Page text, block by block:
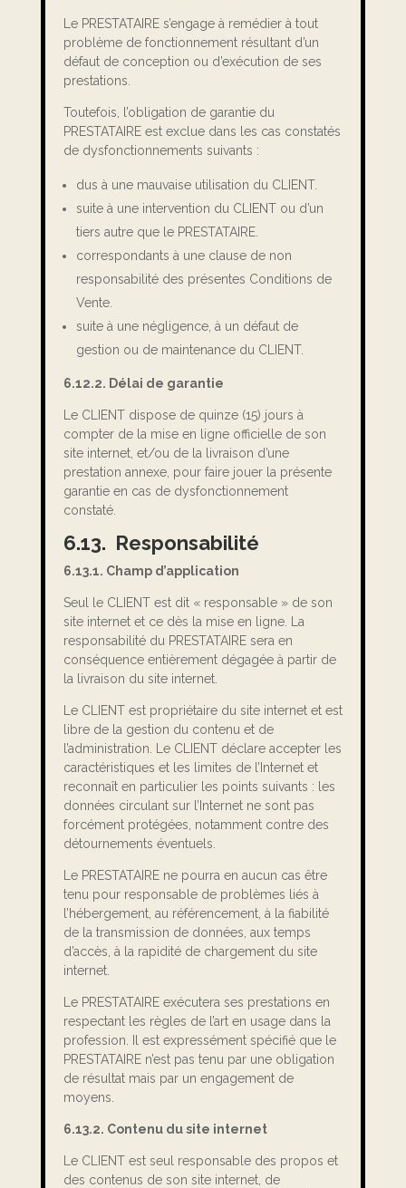
Le PRESTATAIRE s’engage à remédier à tout
problème de fonctionnement résultant d’un
défaut de conception ou d’exécution de ses
prestations.
Toutefois, l’obligation de garantie du
PRESTATAIRE est exclue dans les cas constatés
de dysfonctionnements suivants :
dus à une mauvaise utilisation du CLIENT.
suite à une intervention du CLIENT ou d’un
tiers autre que le PRESTATAIRE.
correspondants à une clause de non
responsabilité des présentes Conditions de
Vente.
suite à une négligence, à un défaut de
gestion ou de maintenance du CLIENT.
6.12.2. Délai de garantie
Le CLIENT dispose de quinze (15) jours à
compter de la mise en ligne officielle de son
site internet, et/ou de la livraison d’une
prestation annexe, pour faire jouer la présente
garantie en cas de dysfonctionnement
constaté.
6.13. Responsabilité
6.13.1. Champ d’application
Seul le CLIENT est dit « responsable » de son
site internet et ce dès la mise en ligne. La
responsabilité du PRESTATAIRE sera en
conséquence entièrement dégagée à partir de
la livraison du site internet.
Le CLIENT est propriétaire du site internet et est
libre de la gestion du contenu et de
l’administration. Le CLIENT déclare accepter les
caractéristiques et les limites de l’Internet et
reconnaît en particulier les points suivants : les
données circulant sur l’Internet ne sont pas
forcément protégées, notamment contre des
détournements éventuels.
Le PRESTATAIRE ne pourra en aucun cas être
tenu pour responsable de problèmes liés à
l’hébergement, au référencement, à la fiabilité
de la transmission de données, aux temps
d’accès, à la rapidité de chargement du site
internet.
Le PRESTATAIRE exécutera ses prestations en
respectant les règles de l’art en usage dans la
profession. Il est expressément spécifié que le
PRESTATAIRE n’est pas tenu par une obligation
de résultat mais par un engagement de
moyens.
6.13.2. Contenu du site internet
Le CLIENT est seul responsable des propos et
des contenus de son site internet, de